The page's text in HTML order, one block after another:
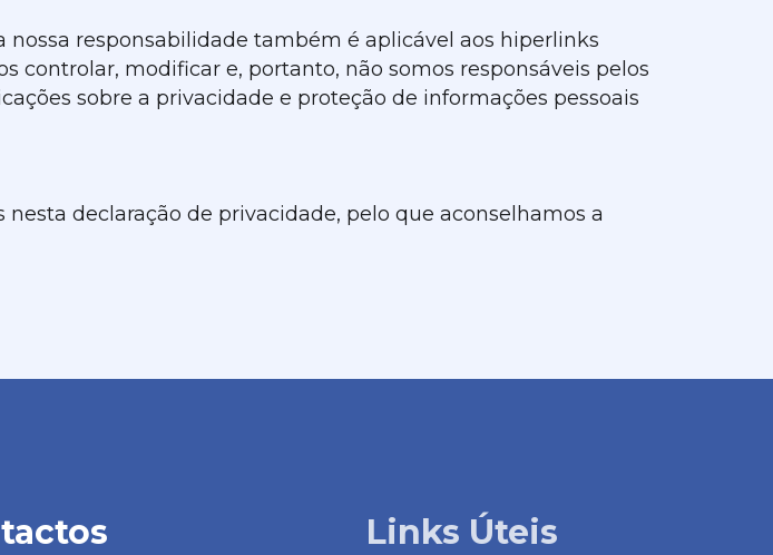
responsabilidade também é aplicável aos hiperlinks
controlar, modificar e, portanto, não somos responsáveis pelos
sobre a privacidade e proteção de informações pessoais
declaração de privacidade, pelo que aconselhamos a
Links Úteis